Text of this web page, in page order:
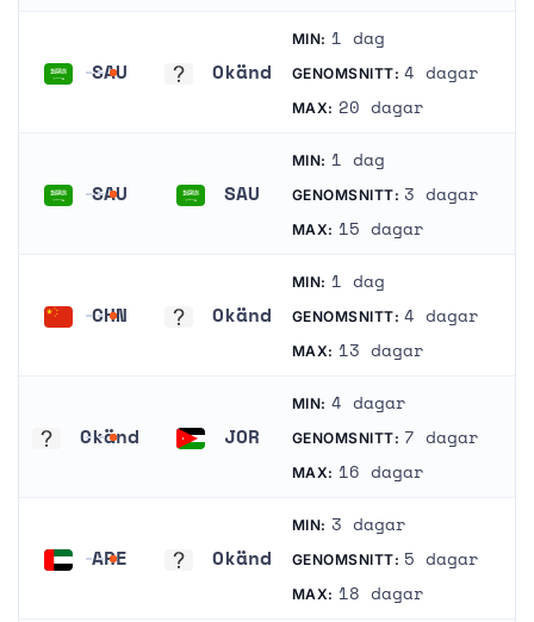
SAU Okänd
MIN: 1 dag
GENOMSNITT: 4 dagar
MAX: 20 dagar
SAU SAU
MIN: 1 dag
GENOMSNITT: 3 dagar
MAX: 15 dagar
CHN Okänd
MIN: 1 dag
GENOMSNITT: 4 dagar
MAX: 13 dagar
Okänd JOR
MIN: 4 dagar
GENOMSNITT: 7 dagar
MAX: 16 dagar
ARE Okänd
MIN: 3 dagar
GENOMSNITT: 5 dagar
MAX: 18 dagar